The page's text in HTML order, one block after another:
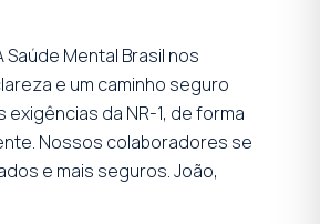
Mental Brasil nos
e um caminho seguro
exigências da NR-1, de forma
Nossos colaboradores se
e mais seguros. João,